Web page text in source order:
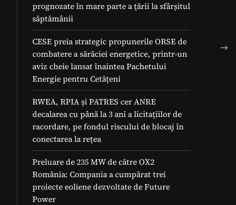
prognozate în mare parte a ţării la sfârșitul
săptămânii
CESE preia strategic propunerile ORSE de
combatere a sărăciei energetice, printr-un
aviz cheie lansat înaintea Pachetului
Energie pentru Cetățeni
RWEA, RPIA și PATRES cer ANRE
decalarea cu până la 3 ani a licitațiilor de
racordare, pe fondul riscului de blocaj în
conectarea la rețea
Preluare de 235 MW de către OX2
România: Compania a cumpărat trei
proiecte eoliene dezvoltate de Future
Power